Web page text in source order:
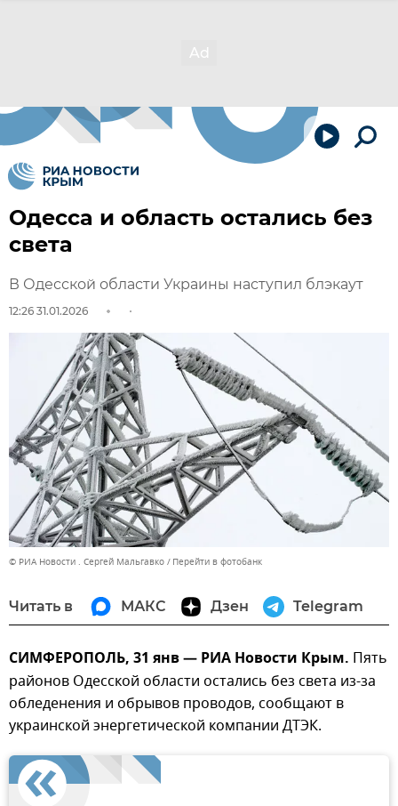
Одесса и область остались без
света
В Одесской области Украины наступил блэкаут
12:26 31.01.2026
© РИА Новости . Сергей Мальгавко Перейти в фотобанк
Читать в МАКС Дзен Telegram
СИМФЕРОПОЛЬ, 31 янв — РИА Новости Крым. Пять
районов Одесской области остались без света из-за
обледенения и обрывов проводов, сообщают в
украинской энергетической компании ДТЭК.